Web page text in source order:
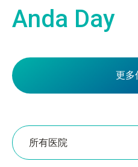
Anda Day
更多
所有医院